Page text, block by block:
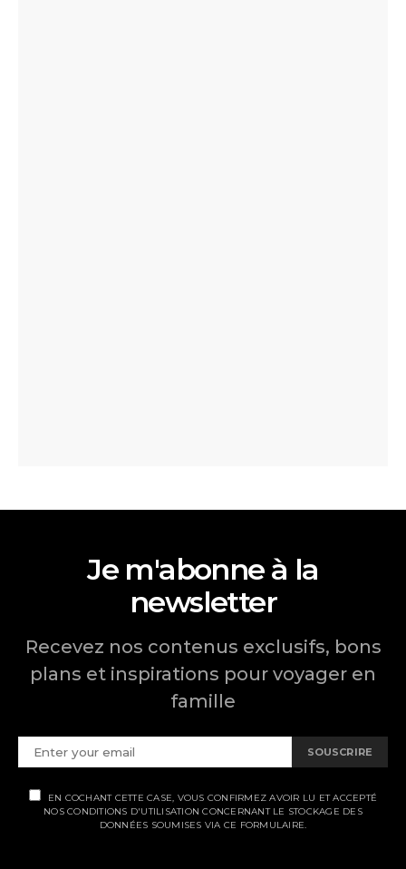
Je m'abonne à la
newsletter
Recevez nos contenus exclusifs, bons
plans et inspirations pour voyager en
famille
SOUSCRIRE
EN COCHANT CETTE CASE, VOUS CONFIRMEZ AVOIR LU ET ACCEPTÉ
NOS CONDITIONS D'UTILISATION CONCERNANT LE STOCKAGE DES
DONNÉES SOUMISES VIA CE FORMULAIRE.